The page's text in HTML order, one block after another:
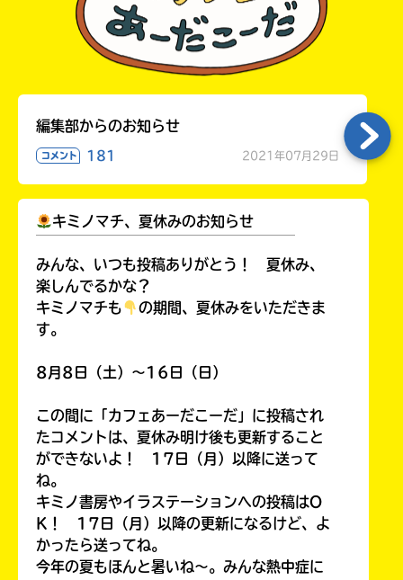
編集部からのお知らせ
コメント 181 2021年07月29日
キミノマチ、夏休みのお知らせ
みんな、いつも投稿ありがとう！ 夏休み、
楽しんでるかな？
キミノマチも
の期間、夏休みをいただきま
す。
8月8日（土）～16日（日）
この間に「カフェあーだこーだ」に投稿され
たコメントは、夏休み明け後も更新すること
ができないよ！ 17日（月）以降に送って
ね。
キミノ書房やイラステーションへの投稿はO
K！ 17日（月）以降の更新になるけど、よ
かったら送ってね。
今年の夏もほんと暑いね～。みんな熱中症に